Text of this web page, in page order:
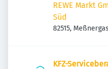
REWE Markt
Süd
82515,
KFZ-